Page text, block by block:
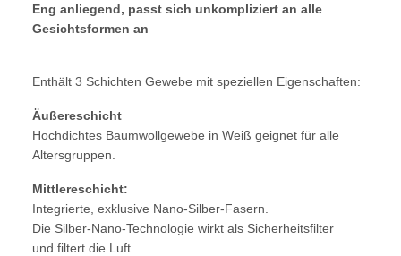
Eng anliegend, passt sich unkompliziert an alle
Gesichtsformen an
Enthält 3 Schichten Gewebe mit speziellen Eigenschaften:
Äußereschicht
Hochdichtes Baumwollgewebe in Weiß geignet für alle
Altersgruppen.
Mittlereschicht:
Integrierte, exklusive Nano-Silber-Fasern.
Die Silber-Nano-Technologie wirkt als Sicherheitsfilter
und filtert die Luft.